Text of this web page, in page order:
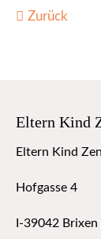
Zurück
Eltern Kind
Eltern Kind
Hofgasse 4
I-39042 Brixen